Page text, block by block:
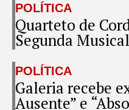
POLÍTICA
Quarteto de
Segunda Musical
POLÍTICA
Galeria recebe
Ausente” e